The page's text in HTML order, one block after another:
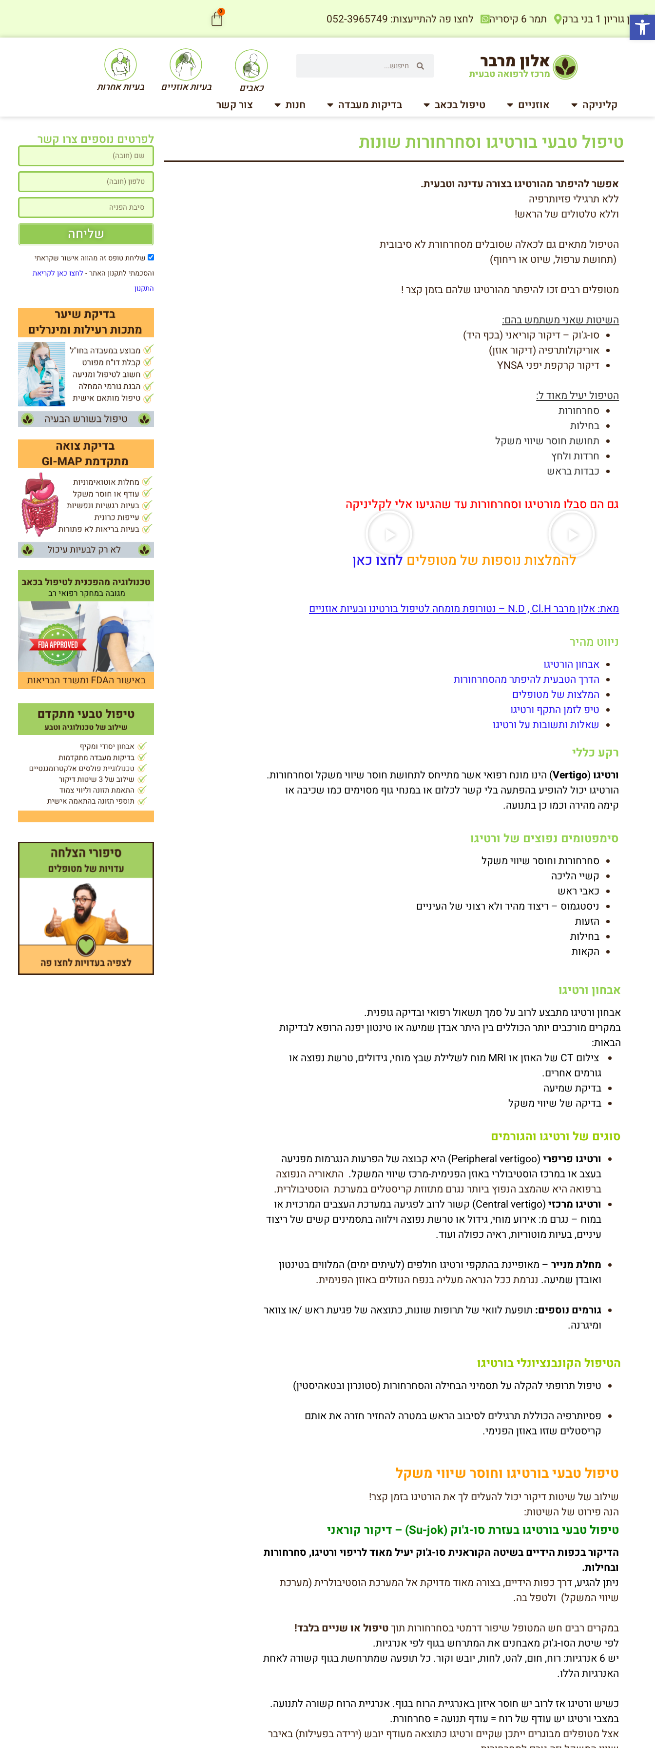
פתח סרגל נגישות
בן גוריון 1 בני ברק תמר 6 קיסריה לחצו פה להתייעצות: 052-3965749
0
כאבים בעיות אוזניים בעיות אחרות
קליניקה אוזניים טיפול בכאב בדיקות מעבדה חנות צור קשר
טיפול טבעי בורטיגו וסחרחורות שונות
אפשר להיפתר מהורטיגו בצורה עדינה וטבעית.
ללא תרגילי פזיותרפיה
וללא טלטולים של הראש!
הטיפול מתאים גם לכאלה שסובלים מסחרחורת לא סיבובית
(תחושת ערפול, שיוט או ריחוף)
מטופלים רבים זכו להיפתר מהורטיגו שלהם בזמן קצר !
השיטות שאני משתמש בהם:
סו-ג'וק – דיקור קוריאני (בכף היד)
אוריקולותרפיה (דיקור אוזן)
דיקור קרקפת יפני YNSA
הטיפול יעיל מאוד ל:
סחרחורות
בחילות
תחושת חוסר שיווי משקל
חרדות ולחץ
כבדות בראש
גם הם סבלו מורטיגו וסחרחורות עד שהגיעו אלי לקליניקה
להמלצות נוספות של מטופלים לחצו כאן
מאת: אלון מרבר N.D , Cl.H – נטורופת מומחה לטיפול בורטיגו ובעיות אוזניים
ניווט מהיר
אבחון הורטיגו
הדרך הטבעית להיפתר מהסחרחורות
המלצות של מטופלים
טיפ לזמן התקף ורטיגו
שאלות ותשובות על ורטיגו
רקע כללי
ורטיגו(
Vertigo) הינו מונח רפואי אשר מתייחס לתחושת חוסר שיווי משקל וסחרחורות.
הורטיגו יכול להופיע בהפתעה בלי קשר לכלום או במנחי גוף מסוימים כמו שכיבה או
קימה מהירה וכמו כן בתנועה.
סימפטומים נפוצים של ורטיגו
סחרחורות וחוסר שיווי משקל
קשיי הליכה
כאבי ראש
ניסטגמוס – ריצוד מהיר ולא רצוני של העיניים
הזעות
בחילות
הקאות
אבחון ורטיגו
אבחון ורטיגו מתבצע לרוב על סמך תשאול רפואי ובדיקה גופנית.
במקרים מורכבים יותר הכוללים בין היתר אבדן שמיעה או טינטון יפנה הרופא לבדיקות
הבאות:
צילום CT של האוזן או MRI מוח לשלילת שבץ מוחי, גידולים, טרשת נפוצה או
גורמים אחרים.
בדיקת שמיעה
בדיקה של שיווי משקל
סוגים של ורטיגו והגורמים
ורטיגו פריפרי
(Peripheral vertigoo) היא קבוצה של הפרעות הנגרמות מפגיעה
בעצב או במרכז הוסטיבולרי באוזן הפנימית-מרכז שיווי המשקל. התאוריה הנפוצה
ברפואה היא שהמצב הנפוץ ביותר נגרם מתזוזתקריסטליםבמערכת הוסטיבולרית.
ורטיגו מרכזי
(Central vertigo) קשור לרוב לפגיעה במערכת העצבים המרכזית או
במוח – נגרם מ:אירוע מוחי, גידול או טרשת נפוצה וילווה בתסמינים קשים של ריצוד
עיניים, בעיות מוטוריות, ראיה כפולה ועוד.
מחלת מנייר– מאופיינת בהתקפי ורטיגו חולפים (לעיתים ימים) המלווים בטינטון
ואובדן שמיעה. נגרמת ככל הנראה מעליה בנפח הנוזלים באוזן הפנימית.
גורמים נוספים: תופעת לוואי של תרופות שונות, כתוצאה של פגיעת ראש /או צוואר
ומיגרנה.
הטיפול הקונבנציונלי בורטיגו
טיפול תרופתי להקלה על תסמיני הבחילה והסחרחורות (סטונרון ובטאהיסטין)
פסיותרפיה הכוללת תרגילים לסיבוב הראש במטרה להחזיר חזרה את אותם
קריסטלים שזזו באוזן הפנימי.
טיפול טבעי בורטיגו וחוסר שיווי משקל
שילוב של שיטות דיקור יכול להעלים לך את הורטיגו בזמן קצר!
הנה פירוט של השיטות:
טיפול טבעי בורטיגו בעזרת סו-ג'וק (Su-jok) – דיקור קוראני
הדיקור בכפות הידיים בשיטה הקוראנית סו-ג'וק יעיל מאוד לריפוי ורטיגו, סחרחורות
ובחילות.
ניתן להגיע,דרך כפות הידיים,בצורה מאוד מדויקת אל המערכת הוסטיבולרית (מערכת
שיווי המשקל) ולטפל בה.
במקרים רבים חש המטופל שיפור דרמטי בסחרחורות תוךטיפול או שניים בלבד!
לפי שיטת הסו-ג'וק מאבחנים את המתרחש בגוף לפי אנרגיות.
יש 6 אנרגיות: רוח, חום, להט, לחות, יובש וקור. כל תופעה שמתרחשת בגוף קשורה לאחת
האנרגיות הללו.
כשיש ורטיגו אז לרוב יש חוסר איזון באנרגיית הרוח בגוף. אנרגיית הרוח קשורה לתנועה.
במצבי ורטיגו יש עודף של רוח = עודף תנועה = סחרחורת.
אצל מטופלים מבוגרים ייתכן שקיים ורטיגו כתוצאה מעודף יובש (ירידה בפעילות) באיבר
לפרטים נוספים צרו קשר
שליחת טופס זה מהווה אישור שקראתי
והסכמתי לתקנון האתר - לחצו כאן לקריאת
התקנון
שליחה